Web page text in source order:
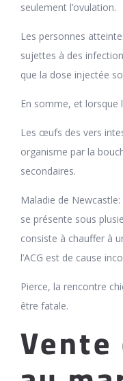
seulement l’ovulation.
Les personnes
sujettes à des
que la dose injectée
En somme, et lorsque
Les œufs des vers
organisme par la
secondaires.
Maladie de
se présente sous
consiste à chauffer à
l’ACG est de cause
Pierce, la rencontre
être fatale.